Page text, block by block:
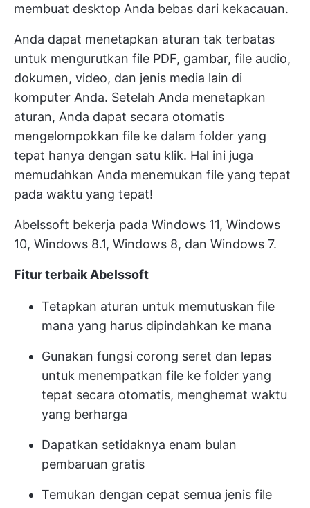
membuat desktop Anda bebas dari kekacauan.
Anda dapat menetapkan aturan tak terbatas
untuk mengurutkan file PDF, gambar, file audio,
dokumen, video, dan jenis media lain di
komputer Anda. Setelah Anda menetapkan
aturan, Anda dapat secara otomatis
mengelompokkan file ke dalam folder yang
tepat hanya dengan satu klik. Hal ini juga
memudahkan Anda menemukan file yang tepat
pada waktu yang tepat!
Abelssoft bekerja pada Windows 11, Windows
10, Windows 8.1, Windows 8, dan Windows 7.
Fitur terbaik Abelssoft
Tetapkan aturan untuk memutuskan file
mana yang harus dipindahkan ke mana
Gunakan fungsi corong seret dan lepas
untuk menempatkan file ke folder yang
tepat secara otomatis, menghemat waktu
yang berharga
Dapatkan setidaknya enam bulan
pembaruan gratis
Temukan dengan cepat semua jenis file